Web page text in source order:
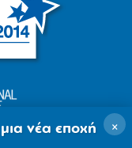
×
νέα εποχή